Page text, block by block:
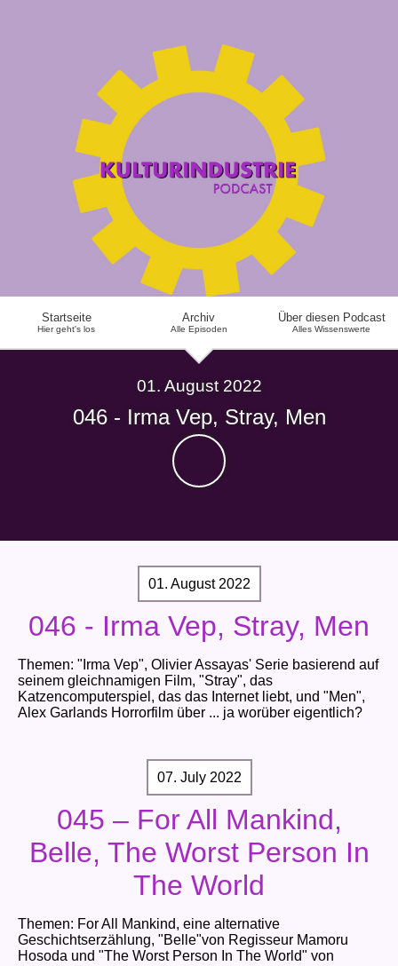
Startseite
Hier geht's los
Archiv
Alle Episoden
Über diesen Podcast
Alles Wissenswerte
01. August 2022
046 - Irma Vep, Stray, Men
01. August 2022
046 - Irma Vep, Stray, Men
Themen: "Irma Vep", Olivier Assayas' Serie basierend auf
seinem gleichnamigen Film, "Stray", das
Katzencomputerspiel, das das Internet liebt, und "Men",
Alex Garlands Horrorfilm über ... ja worüber eigentlich?
07. July 2022
045 – For All Mankind,
Belle, The Worst Person In
The World
Themen: For All Mankind, eine alternative
Geschichtserzählung, "Belle"von Regisseur Mamoru
Hosoda und "The Worst Person In The World" von